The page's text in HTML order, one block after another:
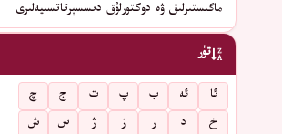
ماگىستىرلىق ۋە دوكتورلۇق دىسسېرتاتسىيەلىرى
تۈر
ئا ئە ب پ ت ج
چ
خ
د ر ز ژ س
ش